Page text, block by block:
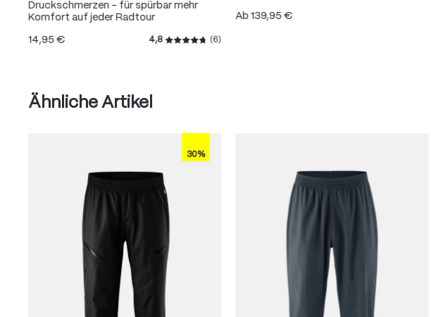
Druckschmerzen – für spürbar mehr
Komfort auf jeder Radtour
14,95 € 4,8
Durchschnittliche Bewertung von 4.8 von 5 Sternen
(6)
Ab139,95 €
Produktgalerie überspringen
Ähnliche Artikel
30%